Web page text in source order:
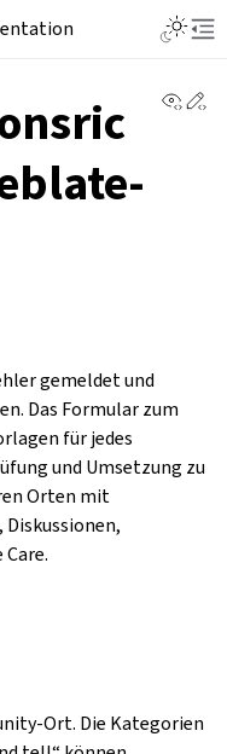
gemeldet und
Das Formular zum
für jedes
und Umsetzung zu
Orten mit
Ort. Die Kategorien